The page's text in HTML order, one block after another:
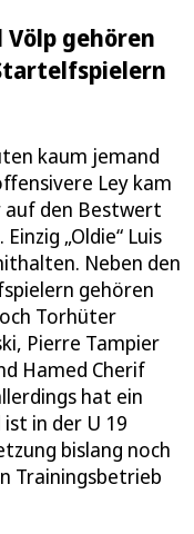
gehören
kaum jemand
Ley kam
auf den Bestwert
„Oldie“ Luis
Neben den
gehören
Torhüter
Pierre Tampier
Hamed Cherif
hat ein
in der U 19
bislang noch
Trainingsbetrieb